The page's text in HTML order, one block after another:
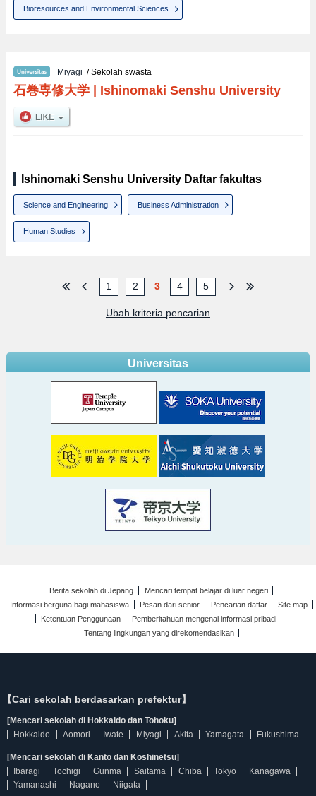
Bioresources and Environmental Sciences
Miyagi / Sekolah swasta
石巻専修大学| Ishinomaki Senshu University
Ishinomaki Senshu University Daftar fakultas
Science and Engineering Business Administration
Human Studies
1 2 3 4 5
Ubah kriteria pencarian
Universitas
Berita sekolah di Jepang
Mencari tempat belajar di luar negeri
Informasi berguna bagi mahasiswa
Pesan dari senior Pencarian daftar
Site map
Ketentuan Penggunaan
Pemberitahuan mengenai informasi pribadi
Tentang lingkungan yang direkomendasikan
【Cari sekolah berdasarkan prefektur】
[Mencari sekolah di Hokkaido dan Tohoku]
Hokkaido
Aomori Iwate Miyagi Akita Yamagata Fukushima
[Mencari sekolah di Kanto dan Koshinetsu]
Ibaragi
Tochigi Gunma Saitama Chiba Tokyo
Kanagawa
Yamanashi
Nagano Niigata